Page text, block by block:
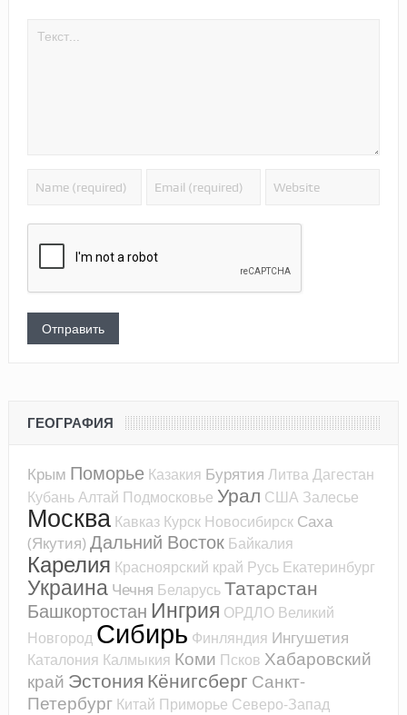
ГЕОГРАФИЯ
Крым Поморье Казакия Бурятия ЛитваДагестан
КубаньАлтай Подмосковье Урал США Залесье
Москва Кавказ Курск Новосибирск Саха
(Якутия) Дальний Восток Байкалия
Карелия Красноярский край Русь Екатеринбург
Украина Чечня БеларусьТатарстан
Башкортостан Ингрия ОРДЛО Великий
Новгород Сибирь Финляндия Ингушетия
Каталония Калмыкия Коми Псков Хабаровский
край Эстония Кёнигсберг Санкт-
Петербург Китай Приморье Северо-Запад